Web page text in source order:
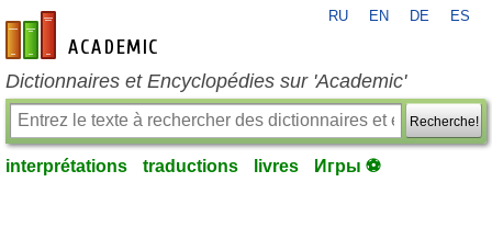
fr-academic.com
RU EN DE ES
Dictionnaires et Encyclopédies sur 'Academic'
Recherche!
interprétations traductions livres Игры ⚽